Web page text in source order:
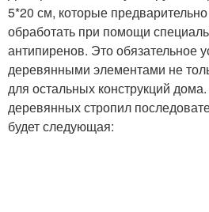
5*20 см, которые
обработать при помощи
антипиренов. Это обязательное
деревянными элементами не
для остальных конструкций
деревянных стропил
будет следующая: